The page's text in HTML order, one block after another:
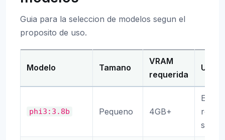
Guia para la seleccion de modelos segun el
proposito de uso.
Modelo Tamano
VRAM
requerida
Uso
phi3:3.8b Pequeno 4GB+